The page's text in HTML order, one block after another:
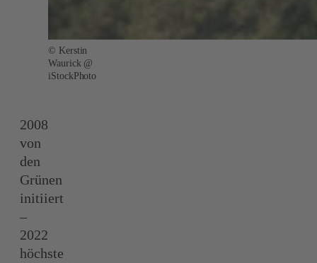
© Kerstin
Waurick @
iStockPhoto
2008
von
den
Grünen
initiiert
–
2022
höchste